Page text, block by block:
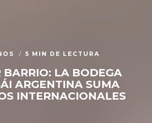
5 MIN DE LECTURA
BARRIO: LA BODEGA
ARGENTINA SUMA
INTERNACIONALES